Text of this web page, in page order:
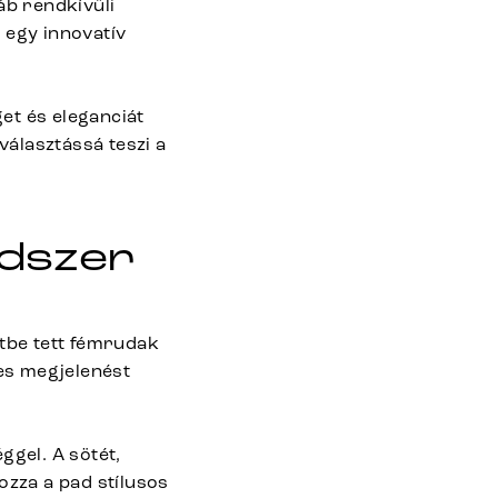
rendkívüli
innovatív
és eleganciát
teszi a
tett fémrudak
megjelenést
A sötét,
a pad stílusos